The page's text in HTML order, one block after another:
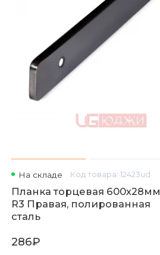
На складе Код товара: 12423ud
Планка торцевая 600х28мм
R3 Правая, полированная
сталь
286₽